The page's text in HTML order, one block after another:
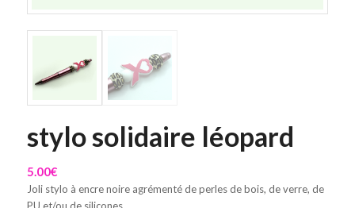
stylo solidaire léopard
5.00€
Joli stylo à encre noire agrémenté de perles de bois, de verre, de